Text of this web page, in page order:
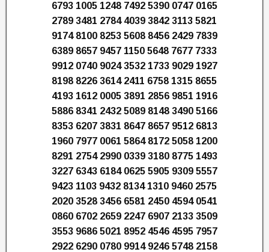
6793 1005 1248 7492 5390 0747 0165
2789 3481 2784 4039 3842 3113 5821
9174 8100 8253 5608 8456 2429 7839
6389 8657 9457 1150 5648 7677 7333
9912 0740 9024 3532 1733 9029 1927
8198 8226 3614 2411 6758 1315 8655
4193 1612 0005 3891 2856 9851 1916
5886 8341 2432 5089 8148 3490 5166
8353 6207 3831 8647 8657 9512 6813
1960 7977 0061 5864 8172 5058 1200
8291 2754 2990 0339 3180 8775 1493
3227 6343 6184 0625 5905 9309 5557
9423 1103 9432 8134 1310 9460 2575
2020 3528 3456 6581 2450 4594 0541
0860 6702 2659 2247 6907 2133 3509
3553 9686 5021 8952 4546 4595 7957
2922 6290 0780 9914 9246 5748 2158